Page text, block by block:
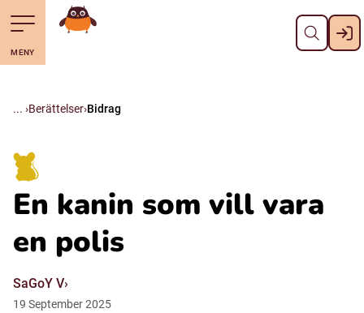
Till navigering av sidans innehåll
Hoppa till sidans huvudinnehåll Stäng
Suomi (Finska)
Julevsámegiella (Lulesamiska)
Åarjelsaemiengïele (Sydsamiska)
Davvisámegiella (Nordsamiska)
MENY
Gå till startsidan
Berättelser Bidrag
En kanin som vill vara
en polis
SaGoY V
19 September2025